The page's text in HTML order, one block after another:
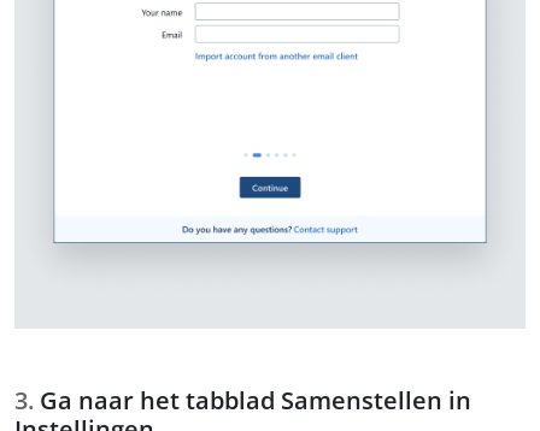
Ga naar het tabblad Samenstellen in